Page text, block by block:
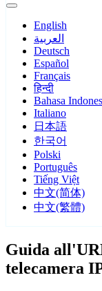
English
العربية
Deutsch
Español
Français
हिन्दी
Bahasa
Italiano
日本語
한국어
Polski
Português
Tiếng Việt
中文(简体)
中文(繁體)
Guida
telecamera